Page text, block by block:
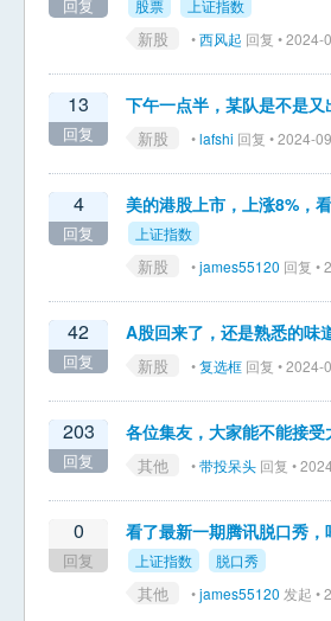
回复 股票 上证指数
新股 •西风起 回复 • 2024-
13
回复
下午一点半，某队是不是又
新股 •lafshi 回复 • 2024-
4
回复
美的港股上市，上涨8%，
上证指数
新股 •james55120 回复 •
42
回复
A股回来了，还是熟悉的味
新股 •复选框 回复 •
203
回复
各位集友，大家能不能接
其他 •带投呆头 回复 •
0
回复
看了最新一期腾讯脱口秀
上证指数 脱口秀
其他 •james55120 发起 •